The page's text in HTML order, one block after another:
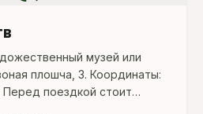
музей или
плошча, 3. Координаты:
Перед поездкой стоит